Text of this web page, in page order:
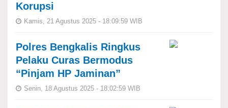
Korupsi
Kamis, 21 Agustus 2025 - 18:09:59 WIB
Polres Bengkalis Ringkus
Pelaku Curas Bermodus
“Pinjam HP Jaminan”
Senin, 18 Agustus 2025 - 18:02:59 WIB